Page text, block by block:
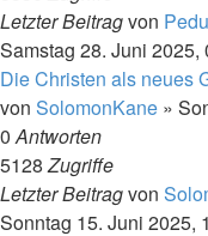
Letzter Beitragvon
Samstag 28. Juni 2025,
Die Christen als neues
von SolomonKane »
0Antworten
5128Zugriffe
Letzter Beitragvon
Sonntag 15. Juni 2025,